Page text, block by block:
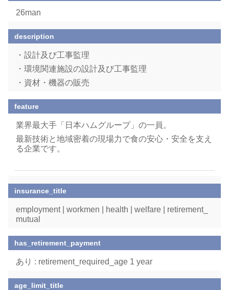
26man
description
・設計及び工事監理
・環境関連施設の設計及び工事監理
・資材・機器の販売
feature
業界最大手「日本ハムグループ」の一員。
最新技術と地域密着の現場力で食の安心・安全を支え
る企業です。
insurance_title
employment | workmen | health | welfare | retirement_
mutual
has_retirement_payment
あり : retirement_required_age 1 year
age_limit_title